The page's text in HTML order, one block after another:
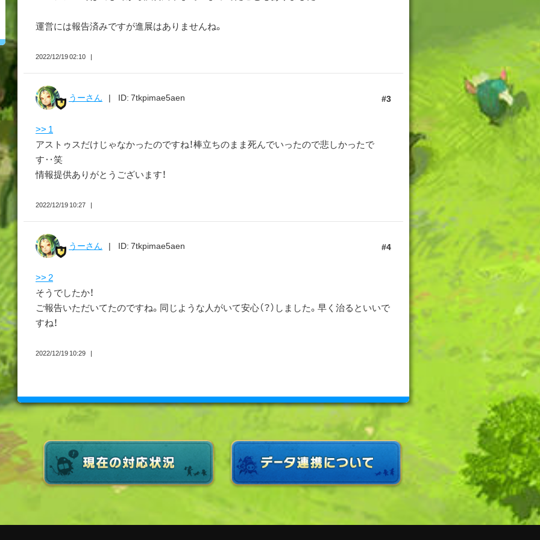
運営には報告済みですが進展はありませんね。
2022/12/19 02:10
3
うーさん ID: 7tkpimae5aen
>> 1
アストゥスだけじゃなかったのですね！棒立ちのまま死んでいったので悲しかったで
す‥笑
情報提供ありがとうございます！
2022/12/19 10:27
4
うーさん ID: 7tkpimae5aen
>> 2
そうでしたか！
ご報告いただいてたのですね。同じような人がいて安心（？）しました。早く治るといいで
すね！
2022/12/19 10:29